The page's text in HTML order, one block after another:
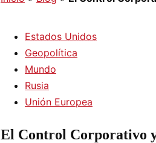
Estados Unidos
Geopolítica
Mundo
Rusia
Unión Europea
El Control Corporativo